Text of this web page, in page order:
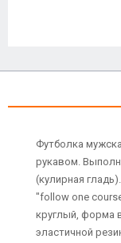
Футболка
рукавом.
(кулирная
"follow one
круглый, форма
эластичной